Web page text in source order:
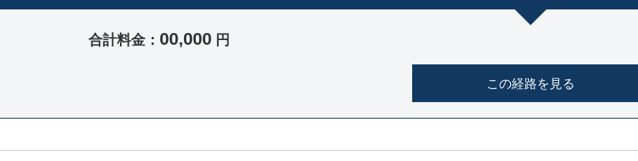
合計料金： 00,000 円
この経路を見る